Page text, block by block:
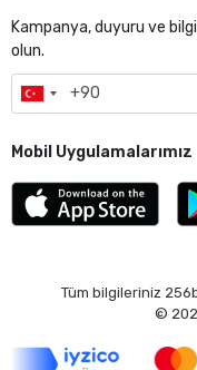
Kampanya, duyuru ve
olun.
Mobil Uygulamalarımız
Tüm bilgileriniz
©